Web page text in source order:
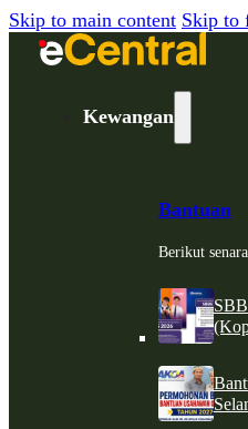
Skip to main content Skip to
Kewangan
Bantuan
Berikut